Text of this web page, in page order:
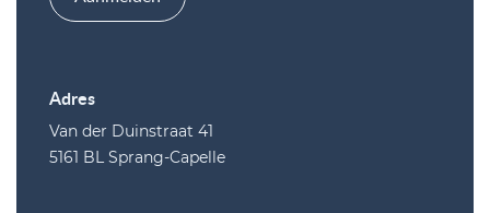
Adres
Van der Duinstraat 41
5161 BL Sprang-Capelle